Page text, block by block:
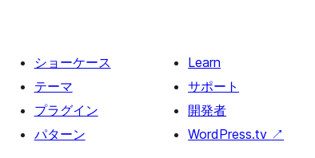
ショーケース
テーマ
プラグイン
パターン
Learn
サポート
開発者
WordPress.tv ↗